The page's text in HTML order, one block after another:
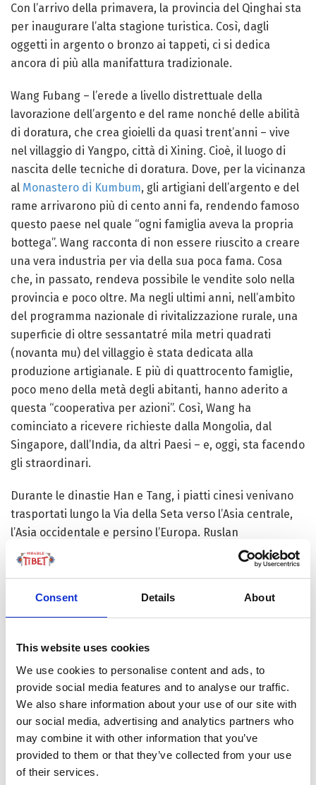
Consent Details About
This website uses cookies
We use cookies to personalise content and ads, to
provide social media features and to analyse our traffic.
We also share information about your use of our site with
our social media, advertising and analytics partners who
may combine it with other information that you’ve
provided to them or that they’ve collected from your use
of their services.
Con l’arrivo della primavera, la provincia del Qinghai sta
per inaugurare l’alta stagione turistica. Così, dagli
oggetti in argento o bronzo ai tappeti, ci si dedica
ancora di più alla manifattura tradizionale.
Wang Fubang – l’erede a livello distrettuale della
lavorazione dell’argento e del rame nonché delle abilità
di doratura, che crea gioielli da quasi trent’anni – vive
nel villaggio di Yangpo, città di Xining. Cioè, il luogo di
nascita delle tecniche di doratura. Dove, per la vicinanza
al Monastero di Kumbum, gli artigiani dell’argento e del
rame arrivarono più di cento anni fa, rendendo famoso
questo paese nel quale “ogni famiglia aveva la propria
bottega”. Wang racconta di non essere riuscito a creare
una vera industria per via della sua poca fama. Cosa
che, in passato, rendeva possibile le vendite solo nella
provincia e poco oltre. Ma negli ultimi anni, nell’ambito
del programma nazionale di rivitalizzazione rurale, una
superficie di oltre sessantatré mila metri quadrati
(novanta mu) del villaggio è stata dedicata alla
produzione artigianale. E più di quattrocento famiglie,
poco meno della metà degli abitanti, hanno aderito a
questa “cooperativa per azioni”. Così, Wang ha
cominciato a ricevere richieste dalla Mongolia, dal
Singapore, dall’India, da altri Paesi – e, oggi, sta facendo
gli straordinari.
Durante le dinastie Han e Tang, i piatti cinesi venivano
trasportati lungo la Via della Seta verso l’Asia centrale,
l’Asia occidentale e persino l’Europa. Ruslan
Duvanbekov, ricercatore
presso il Dipartimento di
Archeologia ed Etnografia del Museo Nazionale del
lampade a olio provenienti dalla Cina, “realizzate con
livello di artigianalità”, sono state trovate nelle città
China’s Belt and Road Initiative
, BRI) nel 2013,
la provincia del Qinghai – parte fondamentale del
percorso meridionale dell’antica Via carovaniera – ha
inteso valorizzare questa opportunità. Rendendo
celebre. a livello nazionale e internazionale, l’artigianato
iconico dell’altopiano.